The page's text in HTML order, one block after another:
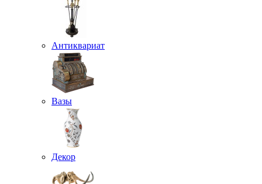
Антиквариат
Вазы
Декор